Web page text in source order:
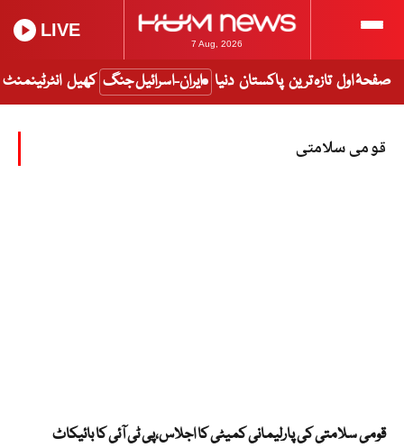
7 Aug, 2026
LIVE
صفحۂ اول تازہ ترین پاکستان دنیا ایران-اسرائیل جنگ کھیل انٹرٹینمنٹ
قومی سلامتی
قومی سلامتی کی پارلیمانی کمیٹی کا اجلاس،پی ٹی آئی کا بائیکاٹ